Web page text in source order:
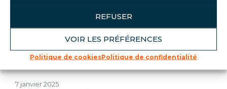
REFUSER
VOIR LES PRÉFÉRENCES
Politique de cookiesPolitique de confidentialité
7 janvier 2025